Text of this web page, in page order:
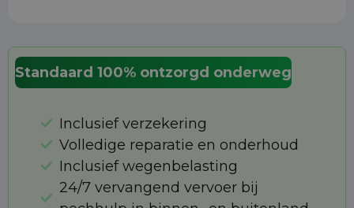
Standaard 100% ontzorgd onderweg
Inclusief verzekering
Volledige reparatie en onderhoud
Inclusief wegenbelasting
24/7 vervangend vervoer bij